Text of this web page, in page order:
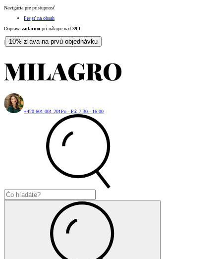
Navigácia pre prístupnosť
Prejsť na obsah
Doprava zadarmo pri nákupe nad 39 €
| 10% zľava na prvú objednávku
+420 601 001 201Po - Pá: 7:30 - 16:00